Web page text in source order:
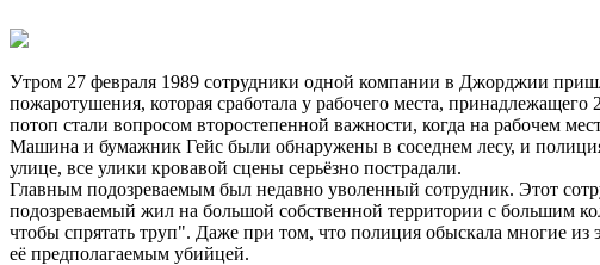
Утром 27 февраля 1989 сотрудники одной компании в Джорджии
пожаротушения, которая сработала у рабочего места,
потоп стали вопросом второстепенной важности, когда на рабочем
Машина и бумажник Гейс были обнаружены в соседнем лесу, и
улице, все улики кровавой сцены серьёзно пострадали.
Главным подозреваемым был недавно уволенный сотрудник. Этот
подозреваемый жил на большой собственной территории с большим
чтобы спрятать труп". Даже при том, что полиция обыскала многие из
её предполагаемым убийцей.